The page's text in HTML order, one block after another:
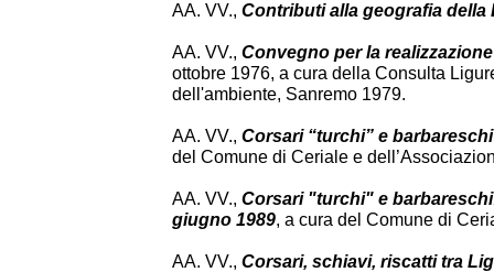
AA. VV., Contributi alla geografia della
AA. VV., Convegno per la
ottobre 1976, a cura della Consulta
dell'ambiente, Sanremo 1979.
AA. VV., Corsari “turchi” e
del Comune di Ceriale e
AA. VV., Corsari "turchi" e
giugno 1989, a cura del Comune di
AA. VV., Corsari, schiavi, riscatti tra